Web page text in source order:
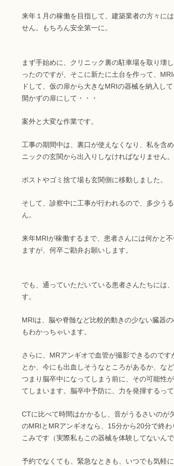
来年１月の稼働を目指して、建築業者の方々に
せん。もちろん安全第一に。
まず手始めに、クリニック裏の駐車場を取り壊
ったのですが、そこに新たに土台を作って、
ドして、仮の扉から大きなMRIの器械を納入し
開かずの扉にして・・・
案外と大変な作業です。
工事の期間中は、裏口が使えなくなり、私を含
ニックの玄関から出入りしなければなりません。
ポストやゴミ捨て場も玄関側に移動しました。
そして、診察中に工事が行われるので、多少う
ん。
来年MRIが稼働するまで、患者さんには何かと
ますが、何卒ご勘弁お願いします。
でも、通っていただいている患者さんたちには
す。
MRIは、脳や脊髄など比較的動きの少ない臓器
もわかっちゃいます。
さらに、MRアンギオで血管が撮影できるので
とか、今にも出血しそうなところがあるか、な
つまり脳卒中になってしまう前に、その可能性
てしまいます。脳卒中予防に、力を発揮するって
CTに比べて時間はかかるし、音がうるさいのが
のMRIとMRアンギオなら、15分から20分で終
こみです（実際私もこの器械を体験してないん
予約でなくても、緊急なときも、いつでも気軽